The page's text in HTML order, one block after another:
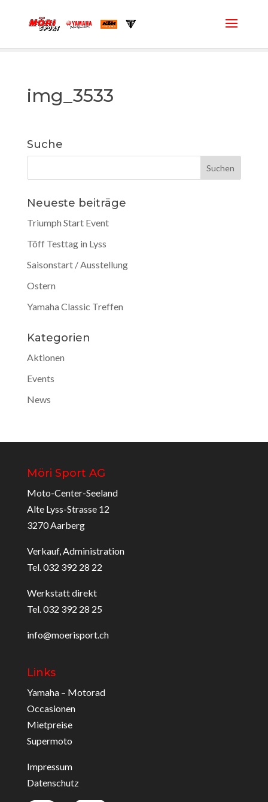
img_3533
Suche
Neueste beiträge
Triumph Start Event
Töff Testtag in Lyss
Saisonstart / Ausstellung
Ostern
Yamaha Classic Treffen
Kategorien
Aktionen
Events
News
Möri Sport AG
Moto-Center-Seeland
Alte Lyss-Strasse 12
3270 Aarberg
Verkauf, Administration
Tel. 032 392 28 22
Werkstatt direkt
Tel. 032 392 28 25
info@moerisport.ch
Links
Yamaha – Motorad
Occasionen
Mietpreise
Supermoto
Impressum
Datenschutz